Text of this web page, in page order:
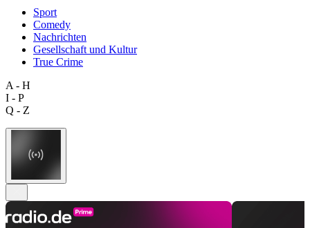
Sport
Comedy
Nachrichten
Gesellschaft und Kultur
True Crime
A - H
I - P
Q - Z